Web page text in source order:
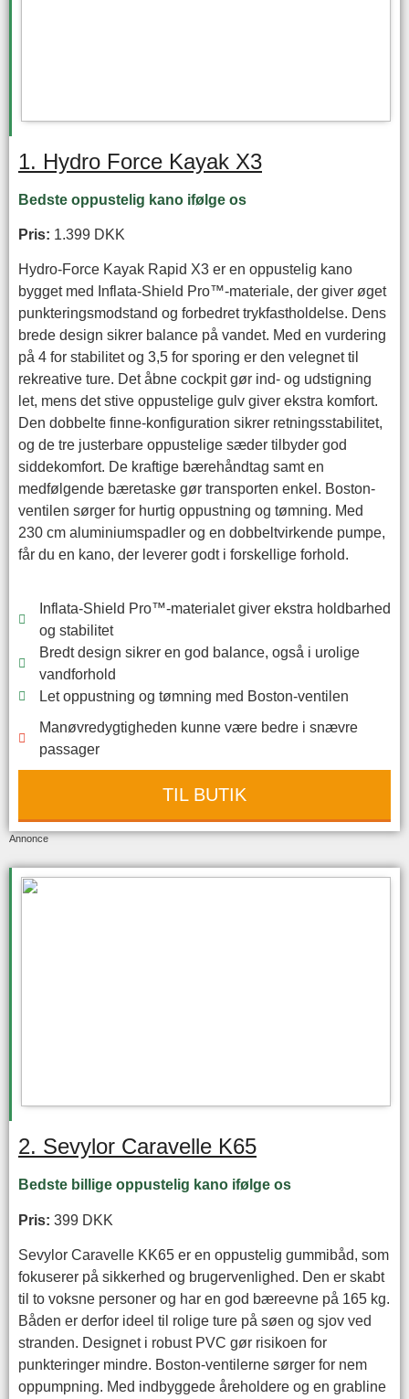
1. Hydro Force Kayak X3
Bedste oppustelig kano ifølge os
Pris: 1.399 DKK
Hydro-Force Kayak Rapid X3 er en oppustelig kano
bygget med Inflata-Shield Pro™-materiale, der giver øget
punkteringsmodstand og forbedret trykfastholdelse. Dens
brede design sikrer balance på vandet. Med en vurdering
på 4 for stabilitet og 3,5 for sporing er den velegnet til
rekreative ture. Det åbne cockpit gør ind- og udstigning
let, mens det stive oppustelige gulv giver ekstra komfort.
Den dobbelte finne-konfiguration sikrer retningsstabilitet,
og de tre justerbare oppustelige sæder tilbyder god
siddekomfort. De kraftige bærehåndtag samt en
medfølgende bæretaske gør transporten enkel. Boston-
ventilen sørger for hurtig oppustning og tømning. Med
230 cm aluminiumspadler og en dobbeltvirkende pumpe,
får du en kano, der leverer godt i forskellige forhold.
Inflata-Shield Pro™-materialet giver ekstra holdbarhed
og stabilitet
Bredt design sikrer en god balance, også i urolige
vandforhold
Let oppustning og tømning med Boston-ventilen
Manøvredygtigheden kunne være bedre i snævre
passager
TIL BUTIK
Annonce
2. Sevylor Caravelle K65
Bedste billige oppustelig kano ifølge os
Pris: 399 DKK
Sevylor Caravelle KK65 er en oppustelig gummibåd, som
fokuserer på sikkerhed og brugervenlighed. Den er skabt
til to voksne personer og har en god bæreevne på 165 kg.
Båden er derfor ideel til rolige ture på søen og sjov ved
stranden. Designet i robust PVC gør risikoen for
punkteringer mindre. Boston-ventilerne sørger for nem
oppumpning. Med indbyggede åreholdere og en grabline